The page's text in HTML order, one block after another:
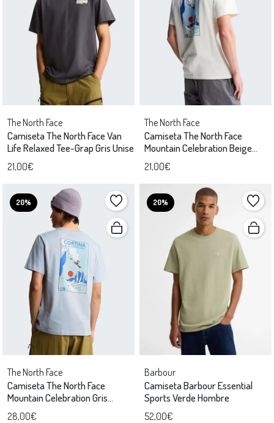
The North Face
Camiseta The North Face Van
Life Relaxed Tee-Grap Gris Unise
21,00€
The North Face
Camiseta The North Face
Mountain Celebration Beige
Unisex
21,00€
20%
The North Face
Camiseta The North Face
Mountain Celebration Gris
Unisex
28,00€
20%
Barbour
Camiseta Barbour Essential
Sports Verde Hombre
52,00€